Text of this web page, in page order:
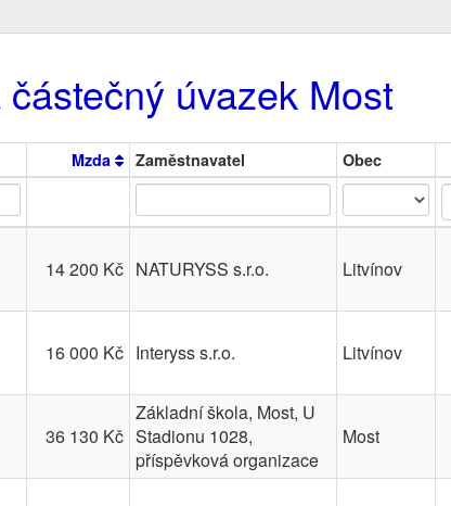
úvazek Most
Mzda Zaměstnavatel Obec
14 200 Kč NATURYSS s.r.o. Litvínov
16 000 Kč Interyss s.r.o. Litvínov
36 130 Kč
Základní škola, Most, U
Stadionu 1028,
příspěvková organizace
Most